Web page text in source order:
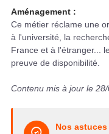
Aménagement :
Ce métier réclame une
à l'université, la
France et à l'étranger...
preuve de disponibilité.
Contenu mis à jour le
Nos astuces